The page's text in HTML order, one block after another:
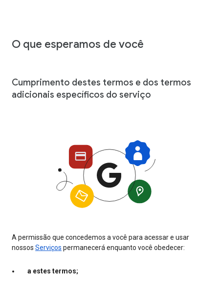
O que esperamos de você
Cumprimento destes termos e dos termos
adicionais específicos do serviço
A permissão que concedemos a você para acessar e usar
nossos Serviços permanecerá enquanto você obedecer:
a estes termos;